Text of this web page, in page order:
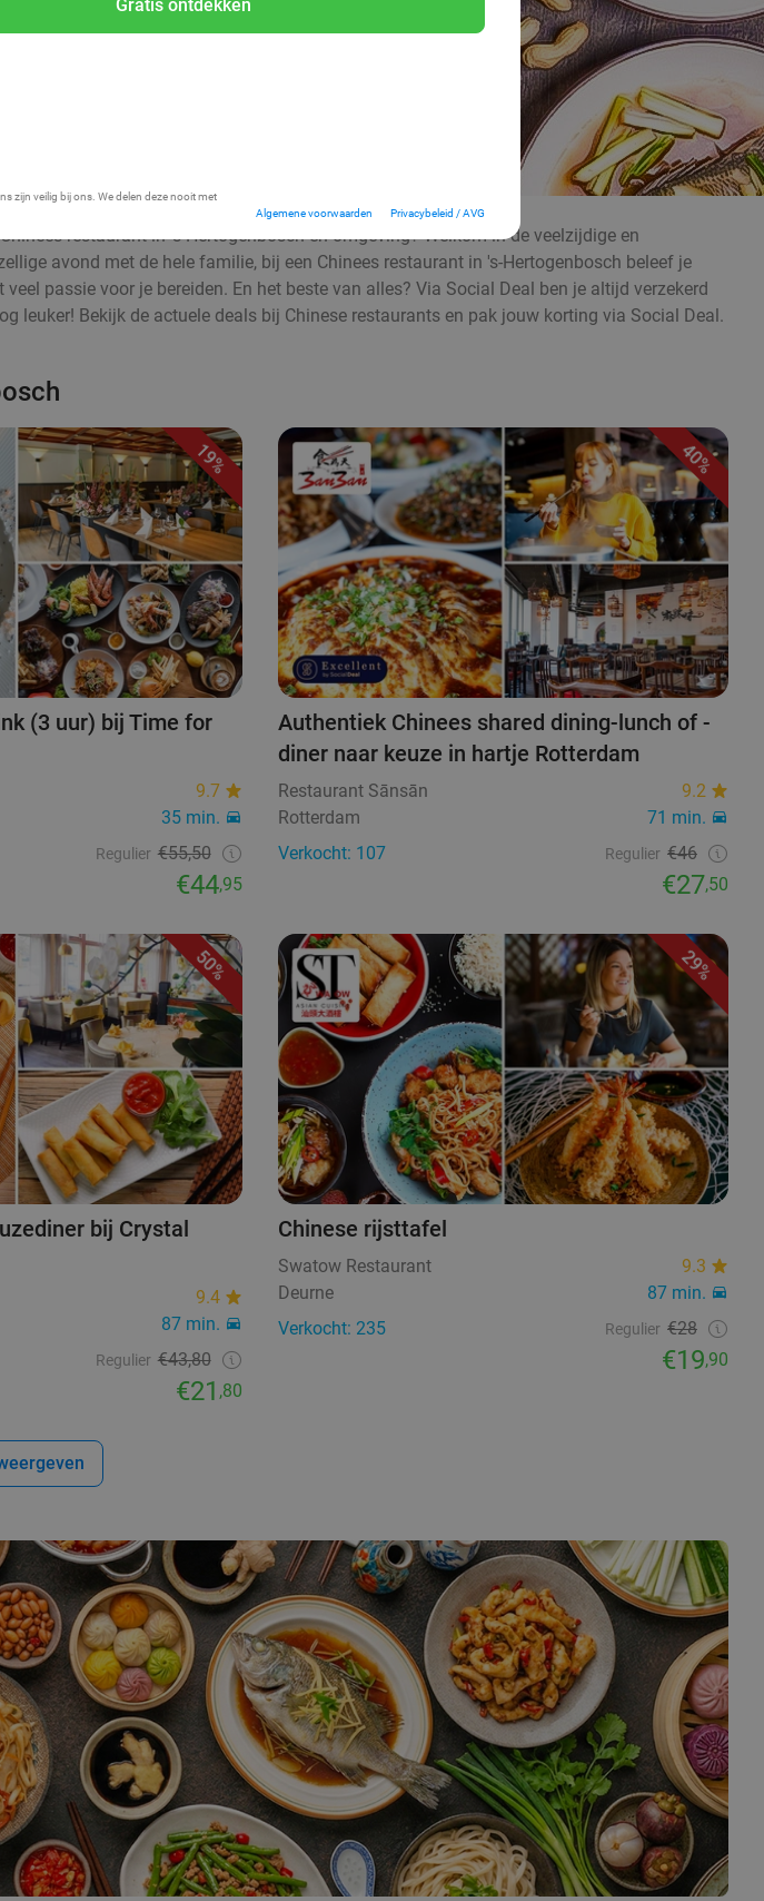
Gratis ontdekken
zijn veilig bij ons. We delen deze nooit met
Algemene voorwaarden Privacybeleid / AVG
restaurant in 's-Hertogenbosch en omgeving? Welkom in de veelzijdige en
avond met de hele familie, bij een Chinees restaurant in 's-Hertogenbosch beleef je
passie voor je bereiden. En het beste van alles? Via Social Deal ben je altijd verzekerd
leuker! Bekijk de actuele deals bij Chinese restaurants en pak jouw korting via Social Deal.
19%
(3 uur) bij Time for
9.7
35 min.
Regulier €55,50
€44,95
40%
Authentiek Chinees shared dining-lunch of -
diner naar keuze in hartje Rotterdam
Restaurant Sānsān
9.2
Rotterdam
71 min.
Verkocht: 107
Regulier €46
€27,50
50%
bij Crystal
9.4
87 min.
Regulier €43,80
€21 ,80
29%
Chinese rijsttafel
Swatow Restaurant
9.3
Deurne
87 min.
Verkocht: 235
Regulier €28
€19,90